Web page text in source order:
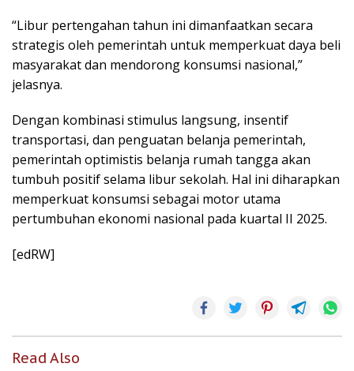
“Libur pertengahan tahun ini dimanfaatkan secara
strategis oleh pemerintah untuk memperkuat daya beli
masyarakat dan mendorong konsumsi nasional,”
jelasnya.
Dengan kombinasi stimulus langsung, insentif
transportasi, dan penguatan belanja pemerintah,
pemerintah optimistis belanja rumah tangga akan
tumbuh positif selama libur sekolah. Hal ini diharapkan
memperkuat konsumsi sebagai motor utama
pertumbuhan ekonomi nasional pada kuartal II 2025.
[edRW]
Read Also